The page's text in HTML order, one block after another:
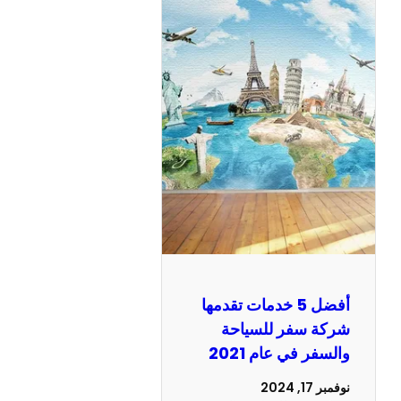
أفضل 5 خدمات تقدمها
شركة سفر للسياحة
والسفر في عام 2021
نوفمبر 17, 2024